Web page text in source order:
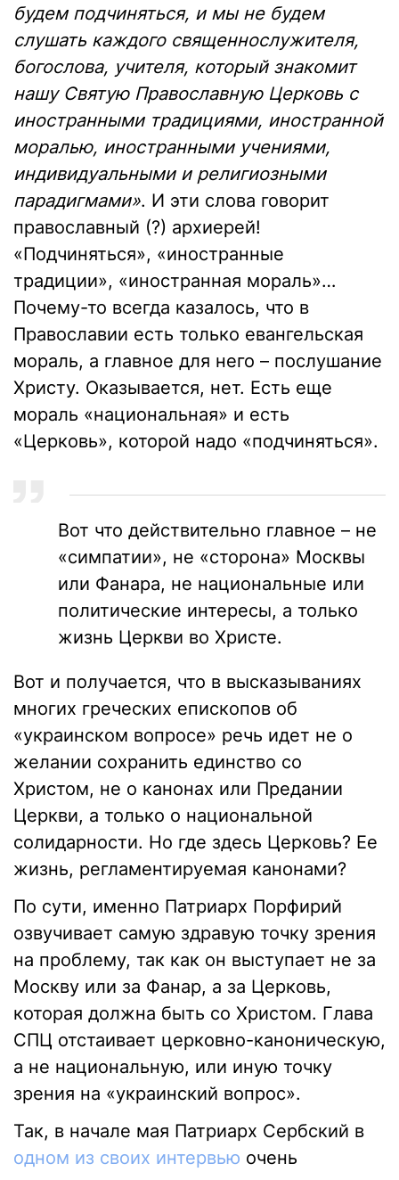
будем подчиняться, и мы не будем
слушать каждого священнослужителя,
богослова, учителя, который знакомит
нашу Святую Православную Церковь с
иностранными традициями, иностранной
моралью, иностранными учениями,
индивидуальными и религиозными
парадигмами». И эти слова говорит
православный (?) архиерей!
«Подчиняться», «иностранные
традиции», «иностранная мораль»…
Почему-то всегда казалось, что в
Православии есть только евангельская
мораль, а главное для него – послушание
Христу. Оказывается, нет. Есть еще
мораль «национальная» и есть
«Церковь», которой надо «подчиняться».
Вот что действительно главное – не
«симпатии», не «сторона» Москвы
или Фанара, не национальные или
политические интересы, а только
жизнь Церкви во Христе.
Вот и получается, что в высказываниях
многих греческих епископов об
«украинском вопросе» речь идет не о
желании сохранить единство со
Христом, не о канонах или Предании
Церкви, а только о национальной
солидарности. Но где здесь Церковь? Ее
жизнь, регламентируемая канонами?
По сути, именно Патриарх Порфирий
озвучивает самую здравую точку зрения
на проблему, так как он выступает не за
Москву или за Фанар, а за Церковь,
которая должна быть со Христом. Глава
СПЦ отстаивает церковно-каноническую,
а не национальную, или иную точку
зрения на «украинский вопрос».
Так, в начале мая Патриарх Сербский в
одном из своих интервью очень